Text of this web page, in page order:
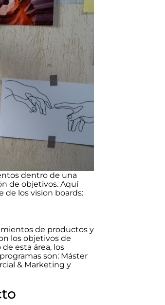
dentro de una
de objetivos. Aquí
los vision boards:
de productos y
los objetivos de
esta área, los
son: Máster
& Marketing y